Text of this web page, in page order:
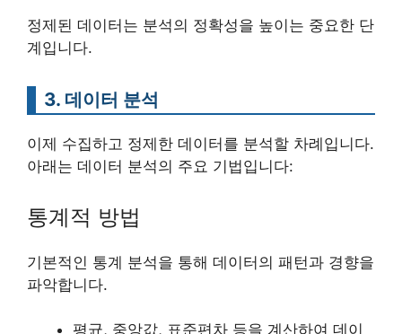
정제된 데이터는 분석의 정확성을 높이는 중요한 단
계입니다.
3. 데이터 분석
이제 수집하고 정제한 데이터를 분석할 차례입니다.
아래는 데이터 분석의 주요 기법입니다:
통계적 방법
기본적인 통계 분석을 통해 데이터의 패턴과 경향을
파악합니다.
평균, 중앙값, 표준편차 등을 계산하여 데이